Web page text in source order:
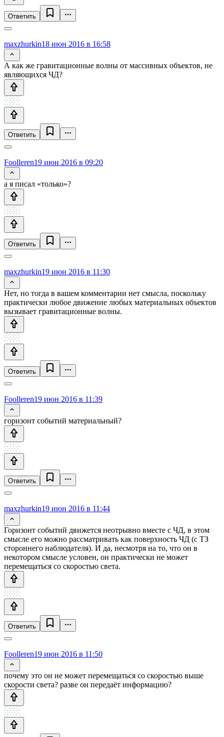
Ответить
maxzhurkin18 июн 2016 в 16:58
А как же гравитационные волны от массивных объектов, не
являющихся ЧД?
Ответить
Foolleren19 июн 2016 в 09:20
а я писал «только»?
Ответить
maxzhurkin19 июн 2016 в 11:30
Нет, но тогда в вашем комментарии нет смысла, поскольку
практически любое движение любых материальных объектов
вызывает гравитационные волны.
Ответить
Foolleren19 июн 2016 в 11:39
горизонт событий материальный?
Ответить
maxzhurkin19 июн 2016 в 11:44
Горизонт событий движется неотрывно вместе с ЧД, в этом
смысле его можно рассматривать как поверхность ЧД (с ТЗ
стороннего наблюдателя). И да, несмотря на то, что он в
некотором смысле условен, он практически не может
перемещаться со скоростью света.
Ответить
Foolleren19 июн 2016 в 11:50
почему это он не может перемещаться со скоростью выше
скорости света? разве он передаёт информацию?